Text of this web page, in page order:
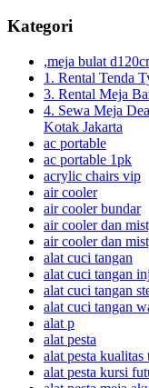
Kategori
,meja bulat
1. Rental Tenda
3. Rental Meja
4. Sewa Meja
Kotak Jakarta
ac portable
ac portable 1pk
acrylic chairs vip
air cooler
air cooler bundar
air cooler dan
air cooler dan
alat cuci tangan
alat cuci tangan
alat cuci tangan
alat cuci tangan
alat p
alat pesta
alat pesta
alat pesta kursi